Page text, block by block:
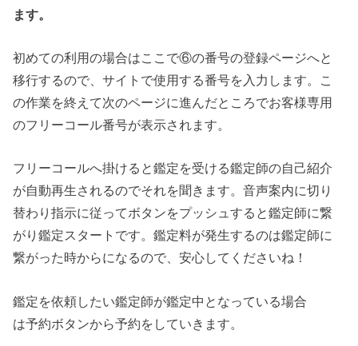
ます。
初めての利用の場合はここで⑥の番号の登録ページへと
移行するので、サイトで使用する番号を入力します。こ
の作業を終えて次のページに進んだところでお客様専用
のフリーコール番号が表示されます。
フリーコールへ掛けると鑑定を受ける鑑定師の自己紹介
が自動再生されるのでそれを聞きます。音声案内に切り
替わり指示に従ってボタンをプッシュすると鑑定師に繋
がり鑑定スタートです。鑑定料が発生するのは鑑定師に
繋がった時からになるので、安心してくださいね！
鑑定を依頼したい鑑定師が鑑定中となっている場合
は予約ボタンから予約をしていきます。